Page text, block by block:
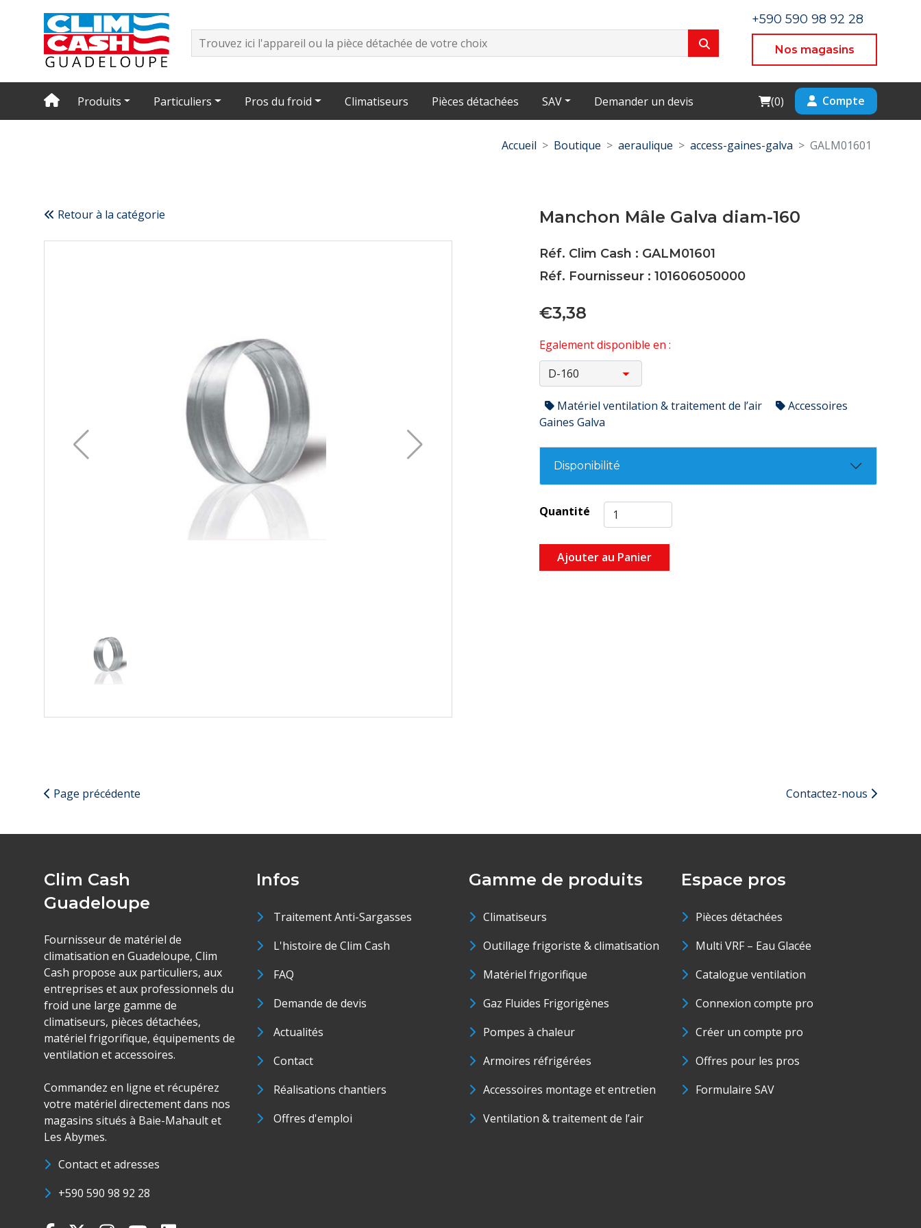
+590 590 98 92 28
Nos magasins
Produits Particuliers Pros du froid Climatiseurs Pièces détachées SAV Demander un devis Cart
(0) Compte
Accueil Boutique aeraulique access-gaines-galva GALM01601
Retour à la catégorie Manchon Mâle Galva diam-160
Réf. Clim Cash : GALM01601
Réf. Fournisseur : 101606050000
€3,38
Egalement disponible en :
Matériel ventilation & traitement de l’air
Accessoires
Gaines Galva
Disponibilité
Quantité
Ajouter au Panier
Page précédente Contactez-nous
Clim Cash
Guadeloupe
Fournisseur de matériel de
climatisation en Guadeloupe, Clim
Cash propose aux particuliers, aux
entreprises et aux professionnels du
froid une large gamme de
climatiseurs, pièces détachées,
matériel frigorifique, équipements de
ventilation et accessoires.
Commandez en ligne et récupérez
votre matériel directement dans nos
magasins situés à Baie-Mahault et
Les Abymes.
Contact et adresses
+590 590 98 92 28
Infos
Traitement Anti-Sargasses
L'histoire de Clim Cash
FAQ
Demande de devis
Actualités
Contact
Réalisations chantiers
Offres d'emploi
Gamme de produits
Climatiseurs
Outillage frigoriste & climatisation
Matériel frigorifique
Gaz Fluides Frigorigènes
Pompes à chaleur
Armoires réfrigérées
Accessoires montage et entretien
Ventilation & traitement de l’air
Espace pros
Pièces détachées
Multi VRF – Eau Glacée
Catalogue ventilation
Connexion compte pro
Créer un compte pro
Offres pour les pros
Formulaire SAV